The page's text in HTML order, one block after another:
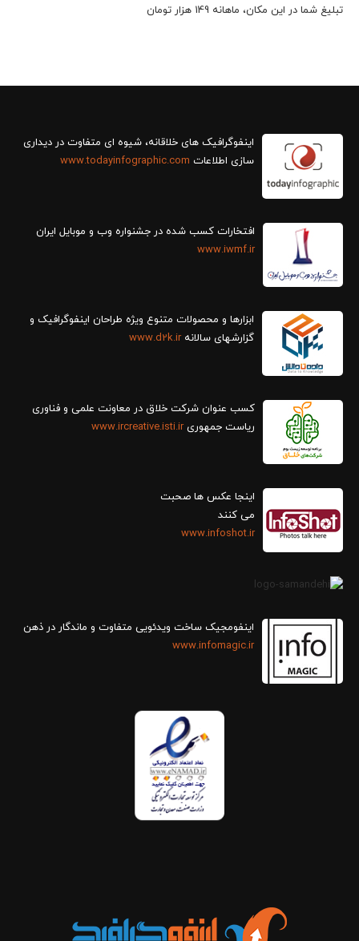
تبلیغ شما در این مکان، ماهانه 149 هزار تومان
سازی اطلاعات www.todayinfographic.com
افتخارات کسب شده در جشنواره وب و موبایل ایران
www.iwmf.ir
ابزارها و محصولات متنوع ویژه طراحان اینفوگرافیک و
گزارش‎های سالانه
www.d2k.ir
کسب عنوان شرکت خلاق در معاونت علمی و فناوری
ریاست جمهوریwww.ircreative.isti.ir
اینجا عکس ها صحبت
می کنند
www.infoshot.ir
اینفومجیک ساخت ویدئویی متفاوت و ماندگار در ذهن
www.infomagic.ir